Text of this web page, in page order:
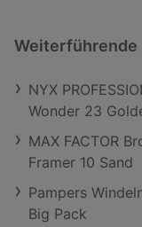
Weiterführende
NYX
Wonder 23
MAX FACTOR
Framer 10 Sand
Pampers
Big Pack